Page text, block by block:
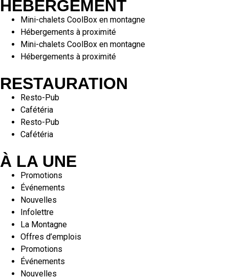
HÉBERGEMENT
Mini-chalets CoolBox en montagne
Hébergements à proximité
Mini-chalets CoolBox en montagne
Hébergements à proximité
RESTAURATION
Resto-Pub
Cafétéria
Resto-Pub
Cafétéria
À LA UNE
Promotions
Événements
Nouvelles
Infolettre
La Montagne
Offres d’emplois
Promotions
Événements
Nouvelles